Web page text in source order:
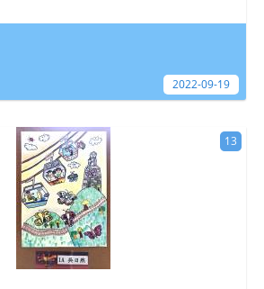
2022-09-19
13